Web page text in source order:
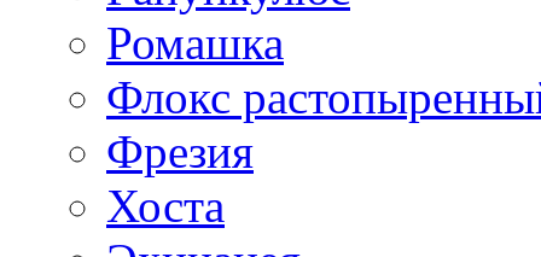
Ромашка
Флокс
Фрезия
Хоста